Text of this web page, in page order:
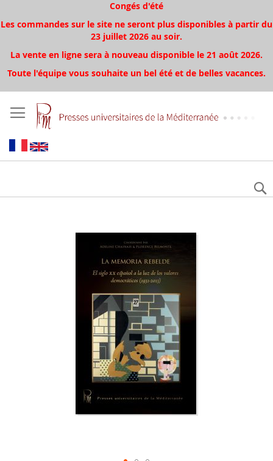
Congés d'été
Les commandes sur le site ne seront plus disponibles à partir du
23 juillet 2026 au soir.
La vente en ligne sera à nouveau disponible le 21 août 2026.
Toute l'équipe vous souhaite un bel été et de belles vacances.